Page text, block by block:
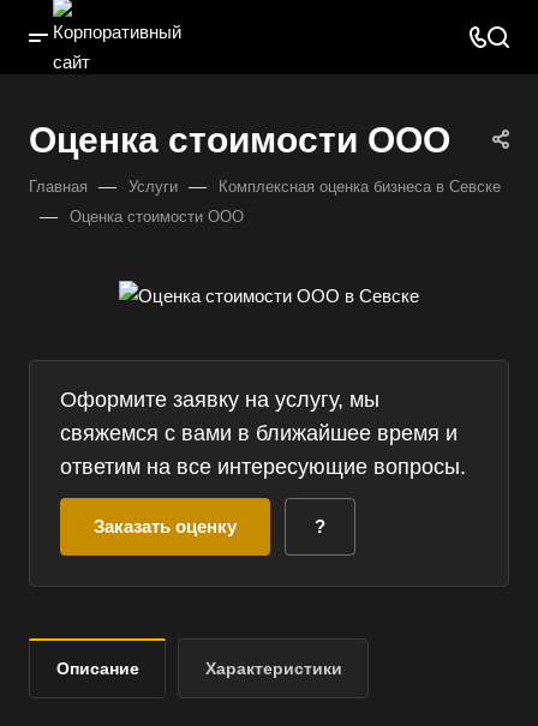
Оценка стоимости ООО
Главная — Услуги — Комплексная оценка бизнеса в Севске
— Оценка стоимости ООО
Оформите заявку на услугу, мы
свяжемся с вами в ближайшее время и
ответим на все интересующие вопросы.
Заказать оценку ?
Описание Характеристики